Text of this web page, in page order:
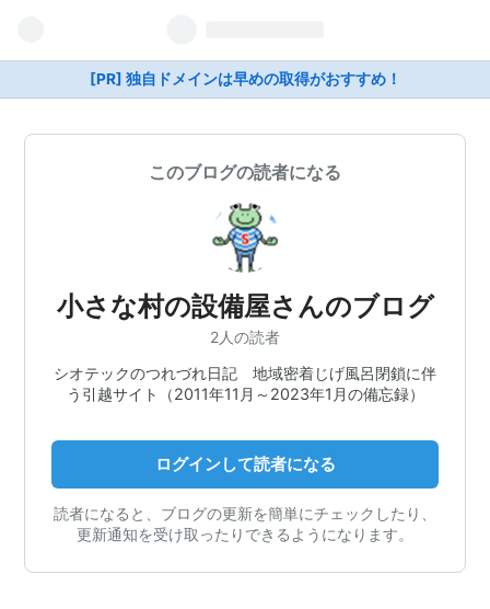
[PR] 独自ドメインは早めの取得がおすすめ！
このブログの読者になる
小さな村の設備屋さんのブログ
2人の読者
シオテックのつれづれ日記 地域密着じげ風呂閉鎖に伴
う引越サイト（2011年11月～2023年1月の備忘録）
ログインして読者になる
読者になると、ブログの更新を簡単にチェックしたり、
更新通知を受け取ったりできるようになります。